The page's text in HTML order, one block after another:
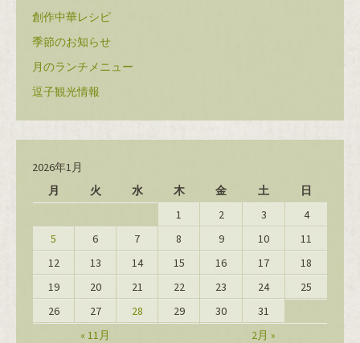
創作中華レシピ
季節のお知らせ
月のランチメニュー
逗子観光情報
2026年1月
月
火 水 木 金 土 日
« 11月 2月 »
1 2 3
4
5
6 7 8 9 10
11
12
13 14 15 16 17
18
19
20 21 22 23 24
25
26
27 28 29 30 31